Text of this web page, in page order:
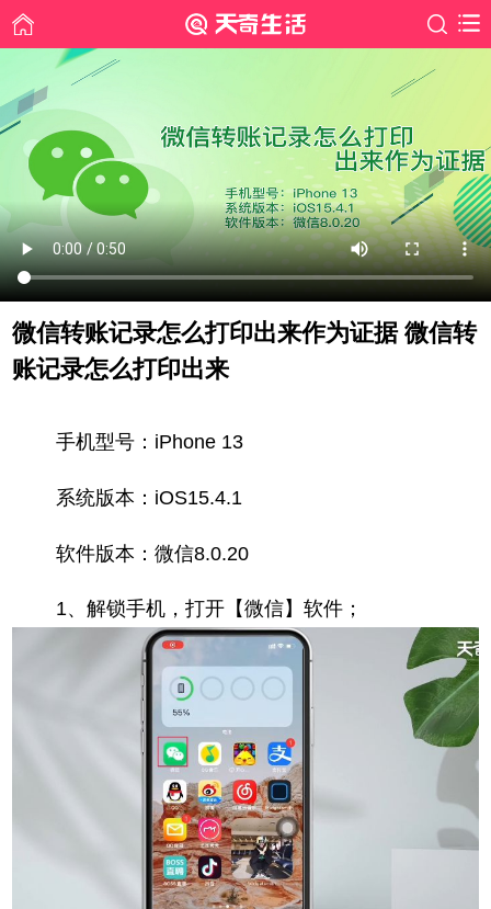
微信转账记录怎么打印出来作为证据 微信转
账记录怎么打印出来
手机型号：iPhone 13
系统版本：iOS15.4.1
软件版本：微信8.0.20
1、解锁手机，打开【微信】软件；